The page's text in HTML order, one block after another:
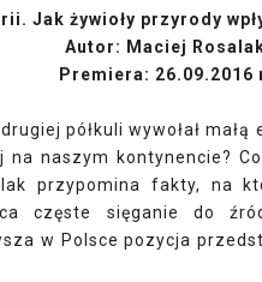
Jak żywioły przyrody
Autor: Maciej
Premiera: 26.09.2016
półkuli wywołał
naszym kontynencie?
przypomina fakty, na
częste sięganie do
w Polsce pozycja